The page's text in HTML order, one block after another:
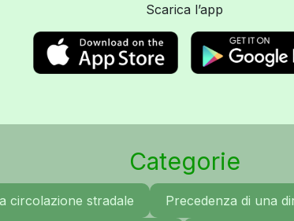
Scarica l’app
Categorie
circolazione stradale Precedenza di una